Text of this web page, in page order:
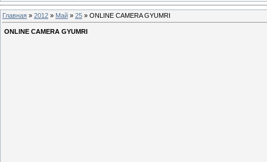
Главная » 2012 » Май » 25 » ONLINE CAMERA GYUMRI
ONLINE CAMERA GYUMRI